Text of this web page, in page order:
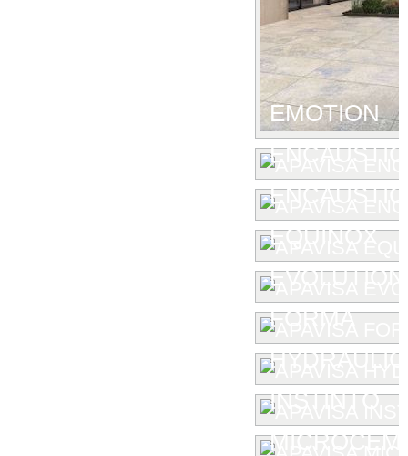
EMOTION
ENCAUSTIC
EQUINOX
EVOLUTION
FORMA
HYDRAULIC
INSTINTO